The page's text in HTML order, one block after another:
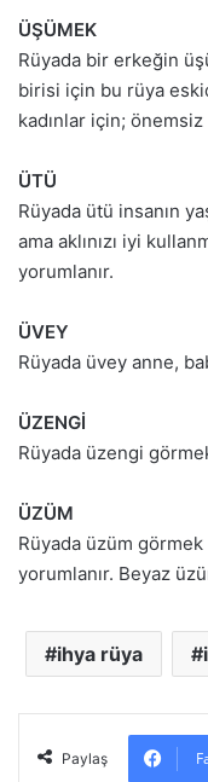
ÜŞÜMEK
Rüyada bir erkeğin
birisi için bu rüya
kadınlar için; önemsiz
ÜTÜ
Rüyada ütü insanın
ama aklınızı iyi
yorumlanır.
ÜVEY
Rüyada üvey anne,
ÜZENGİ
Rüyada üzengi
ÜZÜM
Rüyada üzüm görmek
yorumlanır. Beyaz
ihya rüya
Paylaş